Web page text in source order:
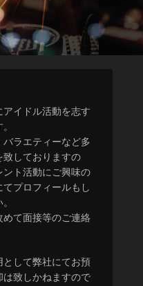
イドル活動を志す
ラエティーなど多
致しておりますの
ント活動にご興味の
プロフィールもし
て面接等のご連絡
として弊社にてお預
致しかねますので